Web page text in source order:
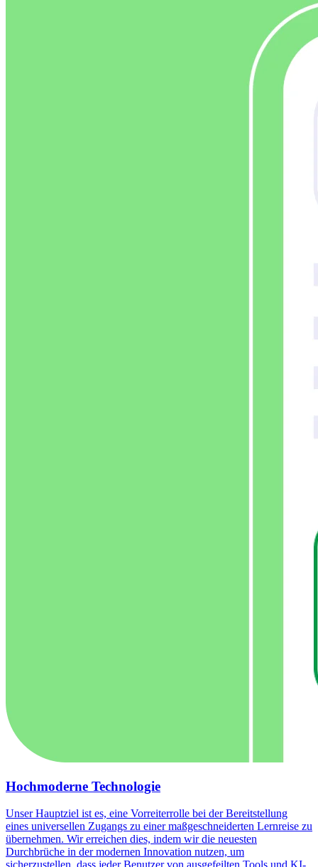
Hochmoderne Technologie
Unser Hauptziel ist es, eine Vorreiterrolle bei der Bereitstellung
eines universellen Zugangs zu einer maßgeschneiderten Lernreise zu
übernehmen. Wir erreichen dies, indem wir die neuesten
Durchbrüche in der modernen Innovation nutzen, um